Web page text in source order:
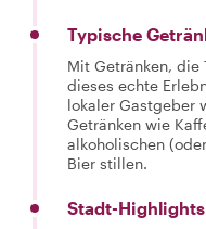
Typische
Mit Getränken, die
dieses echte
lokaler Gastgeber
Getränken wie
alkoholischen
Bier stillen.
Stadt-Highlights